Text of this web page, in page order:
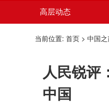
高层动态
当前位置: 首页 > 中国
人民锐评
中国